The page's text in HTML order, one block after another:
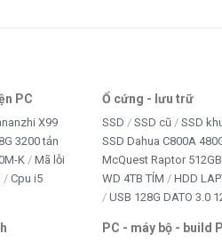
PC
X99
3200 tản
K
Mã lỗi
Cpu i5
Ổ cứng - lưu trữ
SSD SSD cũ
SSD
SSD Dahua C800A
McQuest Raptor
WD 4TB TÍM
HDD
USB 128G DATO 3.0
PC - máy bộ - build